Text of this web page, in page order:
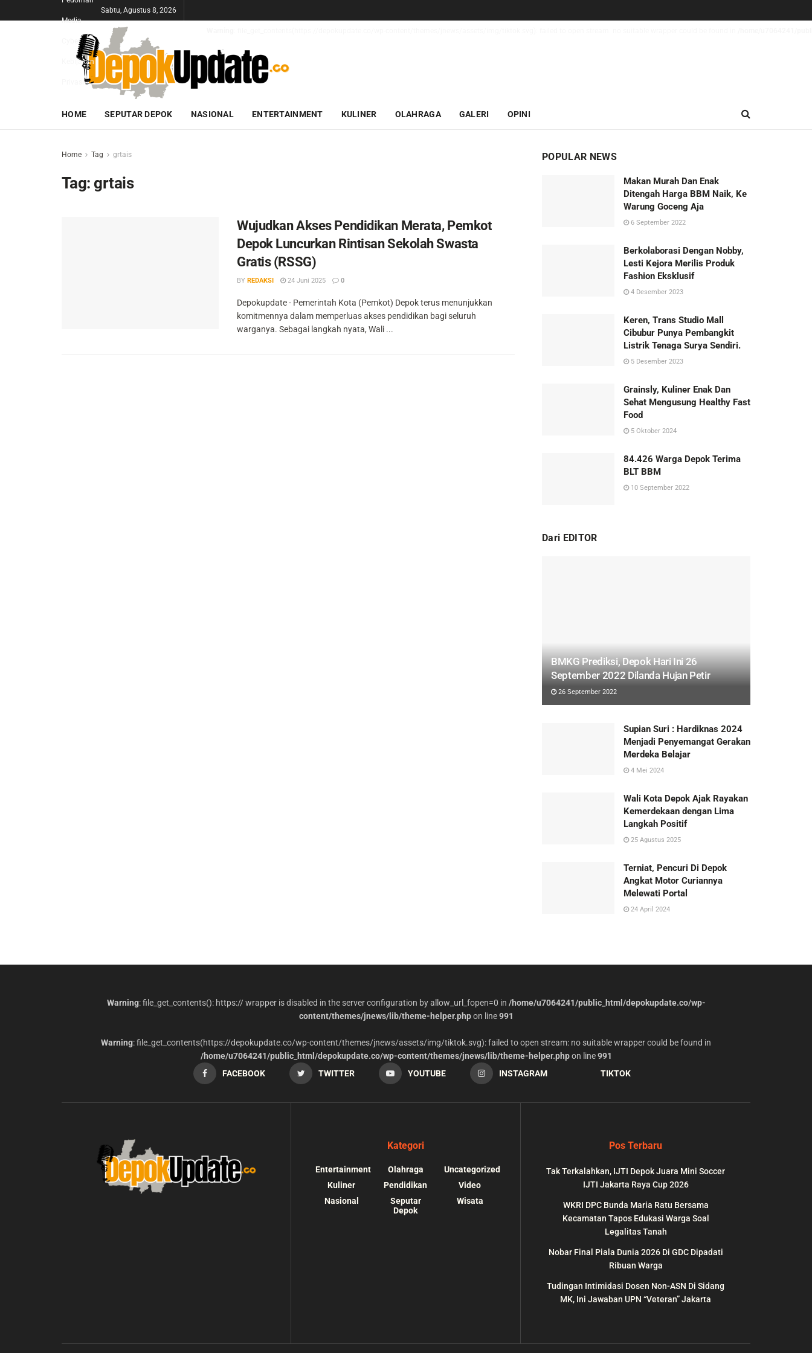
Media
Cyber
Kebijakan
Sabtu, Agustus 8, 2026
HOME SEPUTAR DEPOK NASIONAL ENTERTAINMENT KULINER OLAHRAGA GALERI OPINI
Home Tag grtais
Tag: grtais
Wujudkan Akses Pendidikan Merata, Pemkot
Depok Luncurkan Rintisan Sekolah Swasta
Gratis (RSSG)
BY REDAKSI 24 Juni 2025 0
Depokupdate - Pemerintah Kota (Pemkot) Depok terus menunjukkan
komitmennya dalam memperluas akses pendidikan bagi seluruh
warganya. Sebagai langkah nyata, Wali ...
POPULAR NEWS
Makan Murah Dan Enak
Ditengah Harga BBM Naik, Ke
Warung Goceng Aja
6 September 2022
Berkolaborasi Dengan Nobby,
Lesti Kejora Merilis Produk
Fashion Eksklusif
4 Desember 2023
Keren, Trans Studio Mall
Cibubur Punya Pembangkit
Listrik Tenaga Surya Sendiri.
5 Desember 2023
Grainsly, Kuliner Enak Dan
Sehat Mengusung Healthy Fast
Food
5 Oktober 2024
84.426 Warga Depok Terima
BLT BBM
10 September 2022
Dari EDITOR
BMKG Prediksi, Depok Hari Ini 26
September 2022 Dilanda Hujan Petir
26 September 2022
Supian Suri : Hardiknas 2024
Menjadi Penyemangat Gerakan
Merdeka Belajar
4 Mei 2024
Wali Kota Depok Ajak Rayakan
Kemerdekaan dengan Lima
Langkah Positif
25 Agustus 2025
Terniat, Pencuri Di Depok
Angkat Motor Curiannya
Melewati Portal
24 April 2024
Warning: file_get_contents(): https:// wrapper is disabled in the server configuration by allow_url_fopen=0 in /home/u7064241/public_html/depokupdate.co/wp-
content/themes/jnews/lib/theme-helper.phpon line991
Warning: file_get_contents(https://depokupdate.co/wp-content/themes/jnews/assets/img/tiktok.svg): failed to open stream: no suitable wrapper could be found in
/home/u7064241/public_html/depokupdate.co/wp-content/themes/jnews/lib/theme-helper.phpon line991
FACEBOOK
TWITTER YOUTUBE INSTAGRAM TIKTOK
Kategori
Entertainment
Kuliner
Nasional
Olahraga
Pendidikan
Seputar
Depok
Uncategorized
Video
Wisata
Pos Terbaru
Tak Terkalahkan, IJTI Depok Juara Mini Soccer
IJTI Jakarta Raya Cup 2026
WKRI DPC Bunda Maria Ratu Bersama
Kecamatan Tapos Edukasi Warga Soal
Legalitas Tanah
Nobar Final Piala Dunia 2026 Di GDC Dipadati
Ribuan Warga
Tudingan Intimidasi Dosen Non-ASN Di Sidang
MK, Ini Jawaban UPN “Veteran” Jakarta
/home/u7064241/public_html/depokupdate.co/wp-on 991